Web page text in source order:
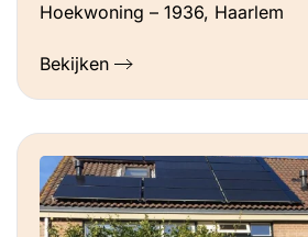
Hoekwoning – 1936, Haarlem
Bekijken